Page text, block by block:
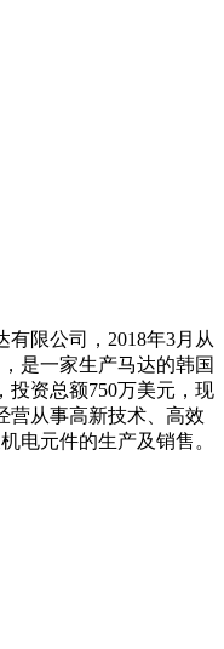
有限公司，2018年3月从
是一家生产马达的韩国
投资总额750万美元，现
营从事高新技术、高效
电元件的生产及销售。